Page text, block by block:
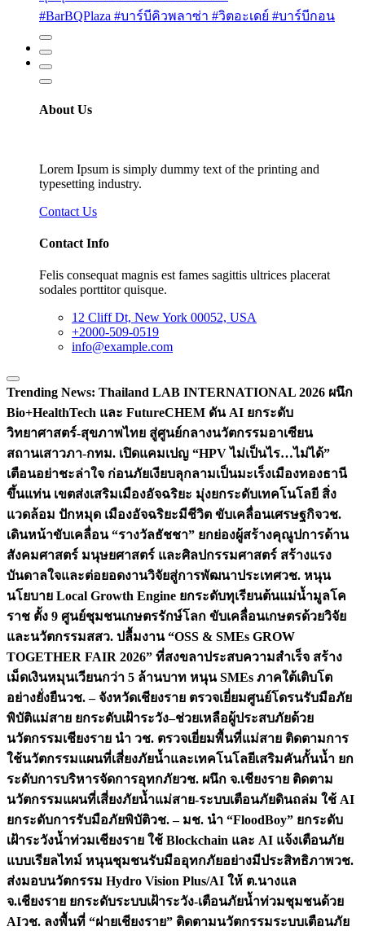
#BarBQPlaza #บาร์บีคิวพลาซ่า #วิตอะเดย์ #บาร์บีกอน
About Us
Lorem Ipsum is simply dummy text of the printing and
typesetting industry.
Contact Us
Contact Info
Felis consequat magnis est fames sagittis ultrices placerat
sodales porttitor quisque.
12 Cliff Dt, New York 00052, USA
+2000-509-0519
info@example.com
Trending News: Thailand LAB INTERNATIONAL 2026 ผนึก
Bio+HealthTech และ FutureCHEM ดัน AI ยกระดับ
วิทยาศาสตร์-สุขภาพไทย สู่ศูนย์กลางนวัตกรรมอาเซียน
สถานเสาวภา-กทม. เปิดแคมเปญ “HPV ไม่เป็นไร…ไม่ได้”
เตือนอย่าชะล่าใจ ก่อนภัยเงียบลุกลามเป็นมะเร็งเมืองทองธานี
ขึ้นแท่น เขตส่งเสริมเมืองอัจฉริยะ มุ่งยกระดับเทคโนโลยี สิ่ง
แวดล้อม ปักหมุด เมืองอัจฉริยะมีชีวิต ขับเคลื่อนเศรษฐกิจวช.
เดินหน้าขับเคลื่อน “รางวัลธัชชา” ยกย่องผู้สร้างคุณูปการด้าน
สังคมศาสตร์ มนุษยศาสตร์ และศิลปกรรมศาสตร์ สร้างแรง
บันดาลใจและต่อยอดงานวิจัยสู่การพัฒนาประเทศวช. หนุน
นโยบาย Local Growth Engine ยกระดับทุเรียนต้นแม่น้ำมูลโค
ราช ตั้ง 9 ศูนย์ชุมชนเกษตรรักษ์โลก ขับเคลื่อนเกษตรด้วยวิจัย
และนวัตกรรมสสว. ปลื้มงาน “OSS & SMEs GROW
TOGETHER FAIR 2026” ที่สงขลาประสบความสำเร็จ สร้าง
เม็ดเงินหมุนเวียนกว่า 5 ล้านบาท หนุน SMEs ภาคใต้เติบโต
อย่างยั่งยืนวช. – จังหวัดเชียงราย ตรวจเยี่ยมศูนย์โดรนรับมือภัย
พิบัติแม่สาย ยกระดับเฝ้าระวัง–ช่วยเหลือผู้ประสบภัยด้วย
นวัตกรรมเชียงราย นำ วช. ตรวจเยี่ยมพื้นที่แม่สาย ติดตามการ
ใช้นวัตกรรมแผนที่เสี่ยงภัยน้ำและเทคโนโลยีเสริมคันกั้นน้ำ ยก
ระดับการบริหารจัดการอุทกภัยวช. ผนึก จ.เชียงราย ติดตาม
นวัตกรรมแผนที่เสี่ยงภัยน้ำแม่สาย-ระบบเตือนภัยดินถล่ม ใช้ AI
ยกระดับการรับมือภัยพิบัติวช. – มช. นำ “FloodBoy” ยกระดับ
เฝ้าระวังน้ำท่วมเชียงราย ใช้ Blockchain และ AI แจ้งเตือนภัย
แบบเรียลไทม์ หนุนชุมชนรับมืออุทกภัยอย่างมีประสิทธิภาพวช.
ส่งมอบนวัตกรรม Hydro Vision Plus/AI ให้ ต.นางแล
จ.เชียงราย ยกระดับระบบเฝ้าระวัง-เตือนภัยน้ำท่วมชุมชนด้วย
AIวช. ลงพื้นที่ “ฝายเชียงราย” ติดตามนวัตกรรมระบบเตือนภัย